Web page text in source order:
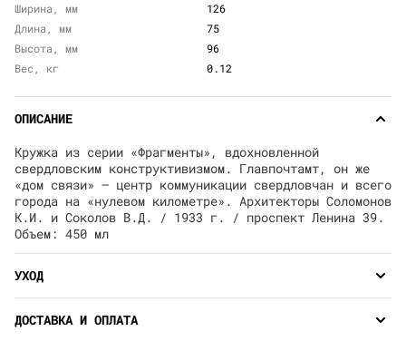
Ширина, мм
126
Длина, мм
75
Высота, мм
96
Вес, кг
0.12
ОПИСАНИЕ
Кружка из серии «Фрагменты», вдохновленной
свердловским конструктивизмом. Главпочтамт, он же
«дом связи» — центр коммуникации свердловчан и всего
города на «нулевом километре». Архитекторы Соломонов
К.И. и Соколов В.Д. / 1933 г. / проспект Ленина 39.
Объем: 450 мл
УХОД
ДОСТАВКА И ОПЛАТА